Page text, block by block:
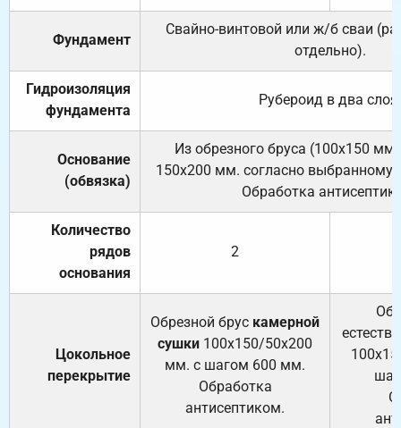
Фундамент
Свайно-винтовой или ж/б сваи
отдельно).
Гидроизоляция
фундамента
Рубероид в два слоя.
Основание
(обвязка)
Из обрезного бруса (100х150
150х200 мм. согласно выбранному
Обработка
Количество
рядов
основания
2
Цокольное
перекрытие
Обрезной брус камерной
сушки 100х150/50х200
мм. с шагом 600 мм.
Обработка
антисептиком.